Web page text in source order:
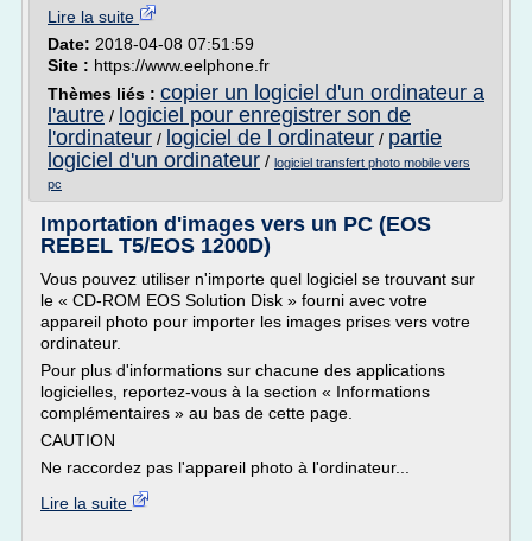
Lire la suite
Date: 2018-04-08 07:51:59
Site : https://www.eelphone.fr
Thèmes liés : copier un logiciel d'un ordinateur a
l'autre / logiciel pour enregistrer son de
l'ordinateur / logiciel de l ordinateur / partie
logiciel d'un ordinateur / logiciel transfert photo mobile vers
pc
Importation d'images vers un PC (EOS
REBEL T5/EOS 1200D)
Vous pouvez utiliser n'importe quel logiciel se trouvant sur
le « CD-ROM EOS Solution Disk » fourni avec votre
appareil photo pour importer les images prises vers votre
ordinateur.
Pour plus d'informations sur chacune des applications
logicielles, reportez-vous à la section « Informations
complémentaires » au bas de cette page.
CAUTION
Ne raccordez pas l'appareil photo à l'ordinateur...
Lire la suite